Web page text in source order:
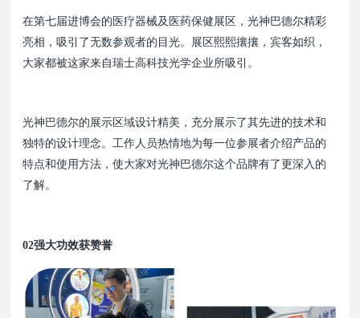
在第七届进博会的医疗器械及医药保健展区，光神巴德尔精彩
亮相，吸引了无数参观者的目光。展区熙熙攘攘，宾客如织，
大家都被这家来自瑞士高科技光学企业所吸引。
光神巴德尔的展示区域设计精美，充分展示了其先进的技术和
独特的设计理念。工作人员热情地为每一位参展者介绍产品的
特点和使用方法，使大家对光神巴德尔这个品牌有了更深入的
了解。
02强大功效获赞誉